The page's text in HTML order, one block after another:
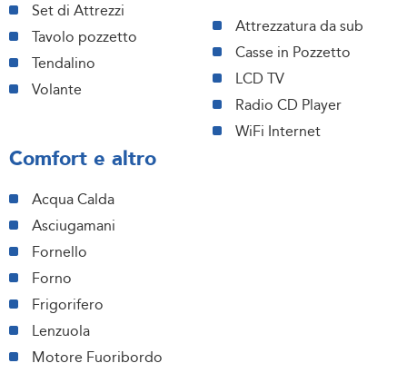
Set di Attrezzi
Tavolo pozzetto
Tendalino
Volante
Attrezzatura da sub
Casse in Pozzetto
LCD TV
Radio CD Player
WiFi Internet
Comfort e altro
Acqua Calda
Asciugamani
Fornello
Forno
Frigorifero
Lenzuola
Motore Fuoribordo